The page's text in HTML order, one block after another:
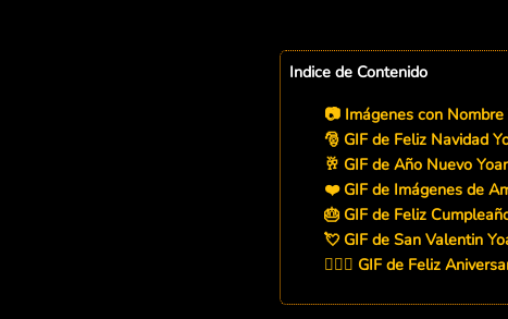
Indice de Contenido
📷 Imágenes con
🎅 GIF de Feliz Navidad
🥂 GIF de Año Nuevo
❤️ GIF de Imágenes de
🎂 GIF de Feliz
💘 GIF de San Valentin
👨‍❤️‍👨 GIF de Feliz